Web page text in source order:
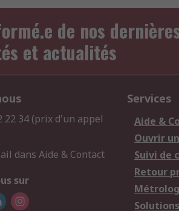
de nos
et actualités
22 34 (prix d'un appel
dans Aide & Contact
sur
Services
Aide &
Ouvrir
Suivi de
Retour